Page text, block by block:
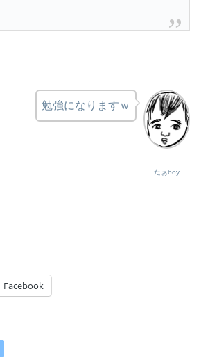
たぁboy
勉強になりますｗ
Facebook